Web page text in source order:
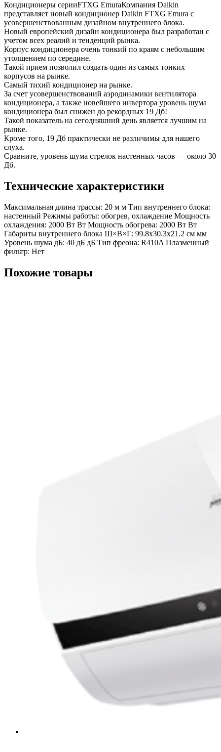
Кондиционеры серииFTXG EmuraКомпания Daikin
представляет новый кондиционер Daikin FTXG Emura с
усовершенствованным дизайном внутреннего блока.
Новый европейский дизайн кондиционера был разработан с
учетом всех реалий и тенденций рынка.
Корпус кондиционера очень тонкий по краям с небольшим
утолщением по середине.
Такой прием позволил создать один из самых тонких
корпусов на рынке.
Самый тихий кондиционер на рынке.
За счет усовершенствований аэродинамики вентилятора
кондиционера, а также новейшего инвертора уровень шума
кондиционера был снижен до рекордных 19 Дб!
Такой показатель на сегодняшний день является лучшим на
рынке.
Кроме того, 19 Дб практически не различимы для нашего
слуха.
Сравните, уровень шума стрелок настенных часов — около 30
Дб.
Технические характеристики
Максимальная длина трассы: 20 м м Тип внутреннего блока:
настенный Режимы работы: обогрев, охлаждение Мощность
охлаждения: 2000 Вт Вт Мощность обогрева: 2000 Вт Вт
Габариты внутреннего блока Ш×В×Г: 99.8x30.3x21.2 см мм
Уровень шума дБ: 40 дБ дБ Тип фреона: R410A Плазменный
фильтр: Нет
Похожие товары